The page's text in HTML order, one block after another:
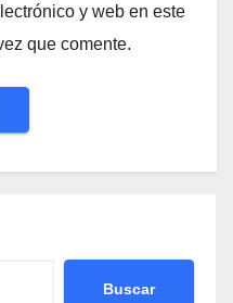
y web en este
que comente.
Buscar